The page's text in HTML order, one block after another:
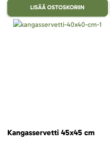
LISÄÄ OSTOSKORIIN
Kangasservetti 45x45 cm